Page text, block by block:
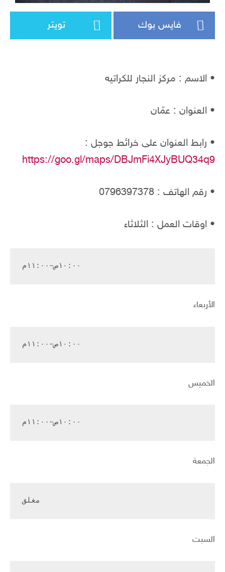
فايس بوك تويتر
• الاسم : مركز النجار للكراتيه
• العنوان : عمّان
• رابط العنوان على خرائط جوجل :
https://goo.gl/maps/DBJmFi4XJyBUQ34q9
• رقم الهاتف : 0796397378
• اوقات العمل : الثلاثاء
١٠:٠٠ص–١١:٠٠م
الأربعاء
١٠:٠٠ص–١١:٠٠م
الخميس
١٠:٠٠ص–١١:٠٠م
الجمعة
مغلق
السبت